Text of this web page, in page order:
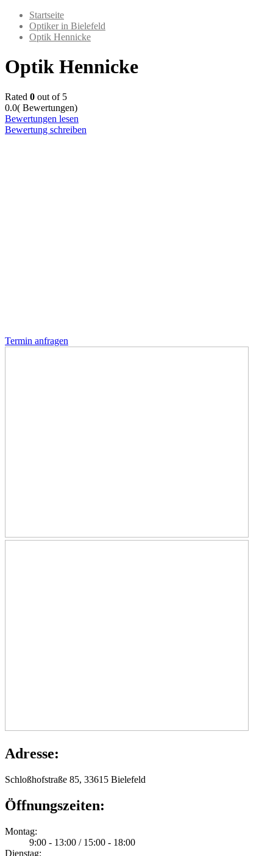
Startseite
Optiker in Bielefeld
Optik Hennicke
Optik Hennicke
Rated 0 out of 5
0.0( Bewertungen)
Bewertungen lesen
Bewertung schreiben
Termin anfragen
Adresse:
Schloßhofstraße 85, 33615 Bielefeld
Öffnungszeiten:
Montag:
9:00 - 13:00 / 15:00 - 18:00
Dienstag: